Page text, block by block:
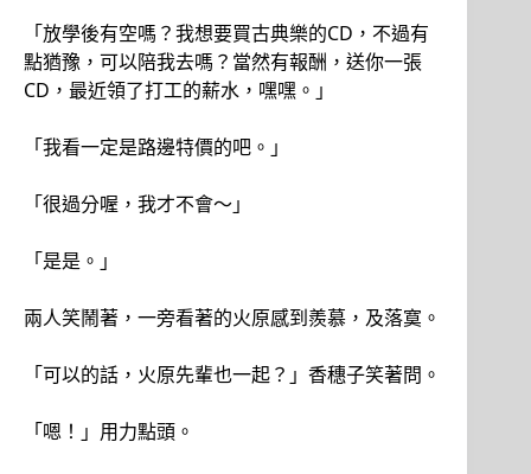
「放學後有空嗎？我想要買古典樂的CD，不過有
點猶豫，可以陪我去嗎？當然有報酬，送你一張
CD，最近領了打工的薪水，嘿嘿。」
「我看一定是路邊特價的吧。」
「很過分喔，我才不會～」
「是是。」
兩人笑鬧著，一旁看著的火原感到羨慕，及落寞。
「可以的話，火原先輩也一起？」香穗子笑著問。
「嗯！」用力點頭。